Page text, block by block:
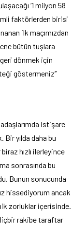
‘1 milyon 58
faktörlerden birisi
ilk maçımızdan
bütün tuşlara
dönmek için
göstermeniz”
istişare
yılda daha bu
hızlı ilerleyince
sonrasında bu
Bunun sonucunda
hissediyorum ancak
zorluklar içerisinde.
rakibe taraftar